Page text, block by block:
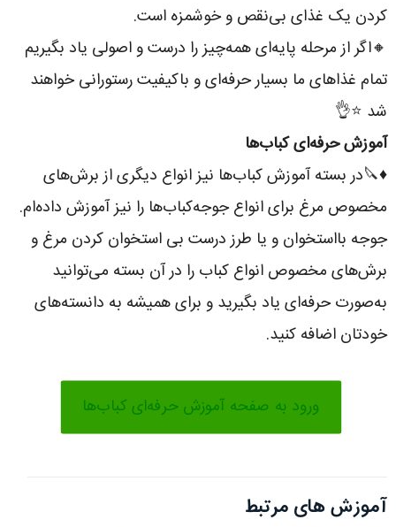
کردن یک غذای بی‌نقص و خوشمزه است.
🔸اگر از مرحله پایه‌ای همه‌چیز را درست و اصولی یاد بگیریم
تمام غذاهای ما بسیار حرفه‌ای و باکیفیت رستورانی خواهند
شد ⭐️👌
آموزش حرفه‌ای کباب‌ها
♦️🔪در بسته آموزش کباب‌ها نیز انواع دیگری از برش‌های
مخصوص مرغ برای انواع جوجه‌کباب‌ها را نیز آموزش داده‌ام.
جوجه بااستخوان و یا طرز درست بی استخوان کردن مرغ و
برش‌های مخصوص انواع کباب را در آن بسته می‌توانید
به‌صورت حرفه‌ای یاد بگیرید و برای همیشه به دانسته‌های
خودتان اضافه کنید.
ورود به صفحه آموزش حرفه‌ای کباب‌ها
آموزش های مرتبط